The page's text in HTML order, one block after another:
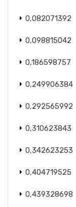
0,082071392
0,098815042
0,186598757
0,249906384
0,292565992
0,310623843
0,342623253
0,404719525
0,439328698